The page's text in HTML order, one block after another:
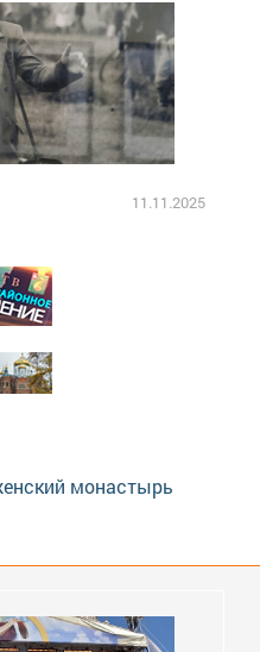
11.11.2025
монастырь